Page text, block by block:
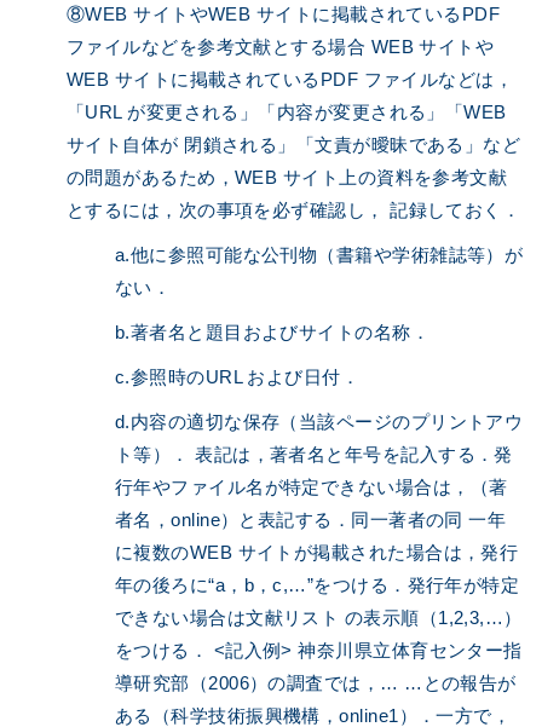
⑧WEB サイトやWEB サイトに掲載されているPDF
ファイルなどを参考文献とする場合 WEB サイトや
WEB サイトに掲載されているPDF ファイルなどは，
「URL が変更される」「内容が変更される」「WEB
サイト自体が 閉鎖される」「文責が曖昧である」など
の問題があるため，WEB サイト上の資料を参考文献
とするには，次の事項を必ず確認し， 記録しておく．
a.他に参照可能な公刊物（書籍や学術雑誌等）が
ない．
b.著者名と題目およびサイトの名称．
c.参照時のURL および日付．
d.内容の適切な保存（当該ページのプリントアウ
ト等）． 表記は，著者名と年号を記入する．発
行年やファイル名が特定できない場合は，（著
者名，online）と表記する．同一著者の同 一年
に複数のWEB サイトが掲載された場合は，発行
年の後ろに“a，b，c,…”をつける．発行年が特定
できない場合は文献リスト の表示順（1,2,3,…）
をつける． <記入例> 神奈川県立体育センター指
導研究部（2006）の調査では，… …との報告が
ある（科学技術振興機構，online1）．一方で，